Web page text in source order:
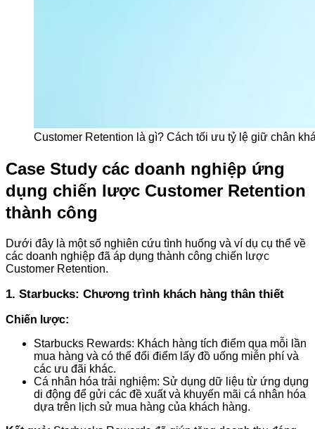
Customer Retention là gì? Cách tối ưu tỷ lệ giữ chân
Case Study các doanh nghiệp ứng
dụng chiến lược Customer Retention
thành công
Dưới đây là một số nghiên cứu tình huống và ví dụ cụ thể về
các doanh nghiệp đã áp dụng thành công chiến lược
Customer Retention.
1. Starbucks: Chương trình khách hàng thân thiết
Chiến lược:
Starbucks Rewards: Khách hàng tích điểm qua mỗi lần
mua hàng và có thể đổi điểm lấy đồ uống miễn phí và
các ưu đãi khác.
Cá nhân hóa trải nghiệm: Sử dụng dữ liệu từ ứng dụng
di động để gửi các đề xuất và khuyến mãi cá nhân hóa
dựa trên lịch sử mua hàng của khách hàng.